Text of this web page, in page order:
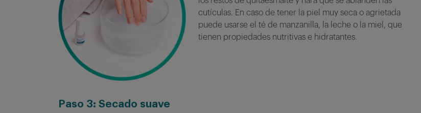
cutículas. En caso de tener la piel muy seca o agrietada
puede usarse el té de manzanilla, la leche o la miel, que
tienen propiedades nutritivas e hidratantes.
Paso 3: Secado suave